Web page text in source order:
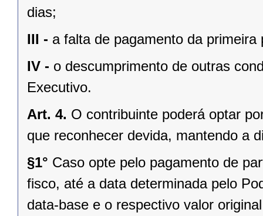
dias;
III - a falta de pagamento da
IV - o descumprimento de outras
Executivo.
Art. 4. O contribuinte poderá optar
que reconhecer devida, mantendo a
§1° Caso opte pelo pagamento de
fisco, até a data determinada pelo
data-base e o respectivo valor